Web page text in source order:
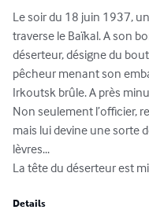
Le soir du 18 juin 1937,
traverse le Baïkal. A son
déserteur, désigne du
pêcheur menant son
Irkoutsk brûle. A près
Non seulement l’officier,
mais lui devine une sorte
lèvres...
La tête du déserteur est
Details